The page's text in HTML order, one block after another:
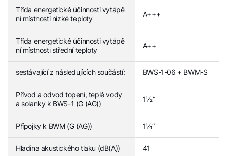
Třída energetické účinnosti vytápě
ní místnosti nízké teploty
A+++
Třída energetické účinnosti vytápě
ní místnosti střední teploty
A++
sestávající z následujících součástí: BWS-1-06 + BWM-S
Přívod a odvod topení, teplé vody
a solanky k BWS-1 (G (AG))
1½“
Přípojky k BWM (G (AG)) 1¼“
Hladina akustického tlaku (dB(A)) 41